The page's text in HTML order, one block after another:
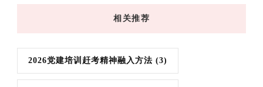
相关推荐
2026党建培训赶考精神融入方法 (3)